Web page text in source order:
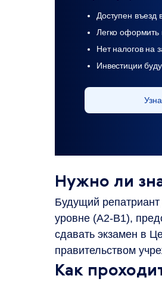
Доступен въезд
Легко
Нет налогов на
Инвестиции
Нужно ли
Будущий
уровне (А2-В1),
сдавать экзамен в
правительством
Как